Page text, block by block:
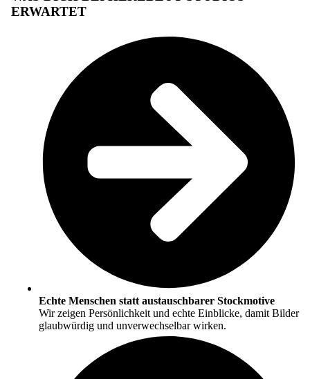
ERWARTET
Echte Menschen statt austauschbarer Stockmotive
Wir zeigen Persönlichkeit und echte Einblicke, damit Bilder
glaubwürdig und unverwechselbar wirken.